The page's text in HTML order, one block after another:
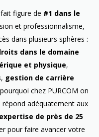
figure de #1 dans le
et professionnalisme,
dans plusieurs sphères :
dans le domaine
et physique,
, gestion de carrière
pourquoi chez PURCOM on
répond adéquatement aux
expertise de près de 25
pour faire avancer votre